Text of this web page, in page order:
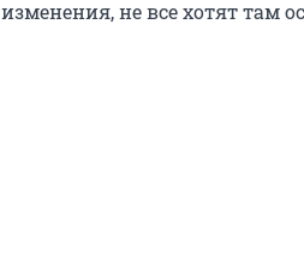
изменения, не все хотят там